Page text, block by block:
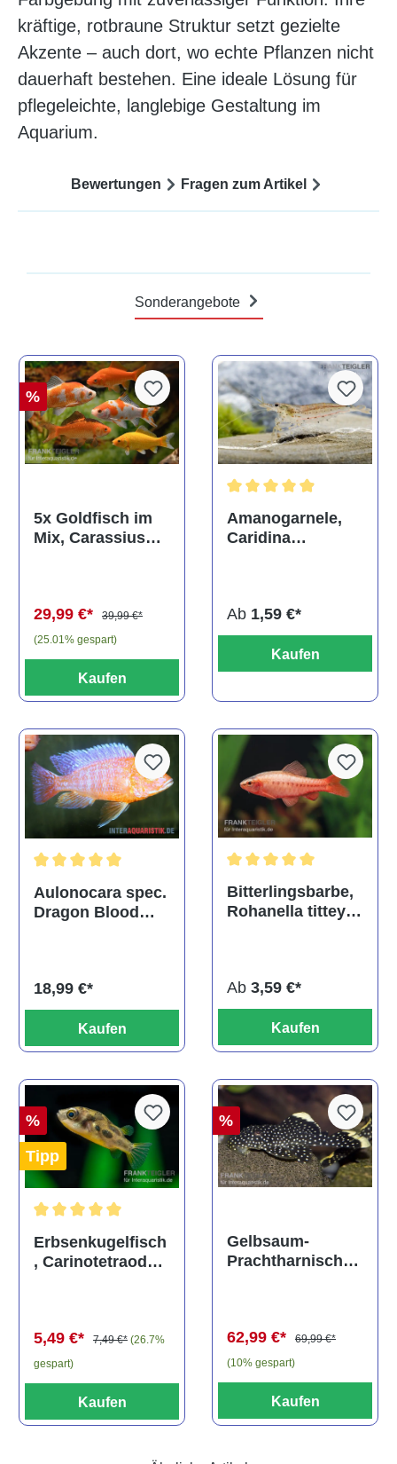
kräftige, rotbraune Struktur setzt gezielte
Akzente – auch dort, wo echte Pflanzen nicht
dauerhaft bestehen. Eine ideale Lösung für
pflegeleichte, langlebige Gestaltung im
Aquarium.
Bewertungen Fragen zum Artikel
Sonderangebote
%
5x Goldfisch im
Mix, Carassius
29,99 €*
39,99 €*
(25.01% gespart)
Kaufen
Amanogarnele,
Caridina
Ab 1,59 €*
Kaufen
Durchschnittliche Bewertung von 5 von 5 Sternen
Aulonocara spec.
Dragon Blood
18,99 €*
Kaufen
Bitterlingsbarbe,
Rohanella titteya,
Ab 3,59 €*
Kaufen
%
Tipp
Durchschnittliche Bewertung von 5 von 5 Sternen
Erbsenkugelfisch
, Carinotetraodon
5,49 €* 7,49 €* (26.7%
gespart)
Kaufen
%
Gelbsaum-
Prachtharnischw
62,99 €*
69,99 €*
(10% gespart)
Kaufen